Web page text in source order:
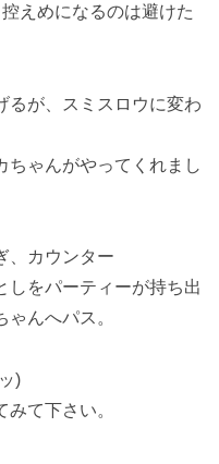
えめになるのは避けた
るが、スミスロウに変わ
ちゃんがやってくれまし
、カウンター
しをパーティーが持ち出
んへパス。
)
て下さい。